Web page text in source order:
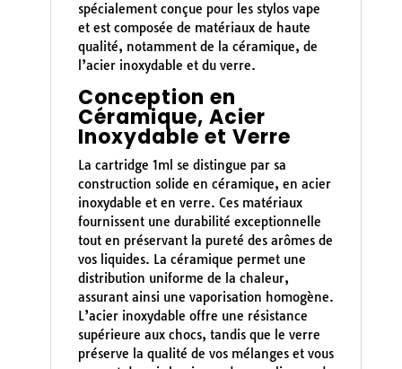
spécialement conçue pour les stylos vape
et est composée de matériaux de haute
qualité, notamment de la céramique, de
l’acier inoxydable et du verre.
Conception en
Céramique, Acier
Inoxydable et Verre
La cartridge 1ml se distingue par sa
construction solide en céramique, en acier
inoxydable et en verre. Ces matériaux
fournissent une durabilité exceptionnelle
tout en préservant la pureté des arômes de
vos liquides. La céramique permet une
distribution uniforme de la chaleur,
assurant ainsi une vaporisation homogène.
L’acier inoxydable offre une résistance
supérieure aux chocs, tandis que le verre
préserve la qualité de vos mélanges et vous